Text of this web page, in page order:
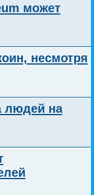
может
несмотря
людей на